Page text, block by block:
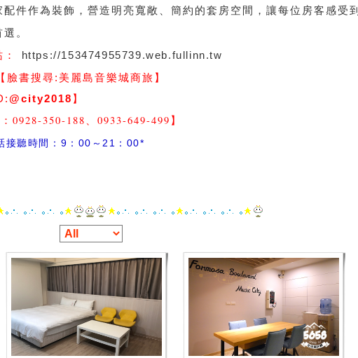
件作為裝飾，營造明亮寬敞、簡約的套房空間，讓每位房客感受到
。
https://153474955739.web.fullinn.tw
【臉書搜尋: 美麗島音樂城商旅 】
@city2018 】
188、0933-649-499 】
00～21：00*